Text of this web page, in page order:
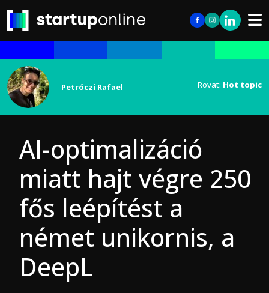
Petróczi Rafael Rovat: Hot topic
AI-optimalizáció
miatt hajt végre 250
fős leépítést a
német unikornis, a
DeepL